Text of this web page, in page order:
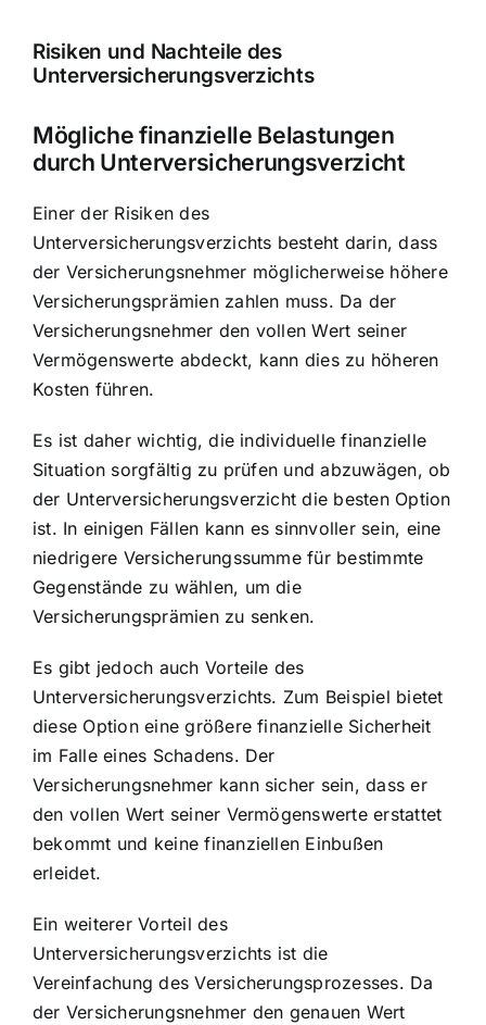
Risiken und Nachteile des
Unterversicherungsverzichts
Mögliche finanzielle Belastungen
durch Unterversicherungsverzicht
Einer der Risiken des
Unterversicherungsverzichts besteht darin, dass
der Versicherungsnehmer möglicherweise höhere
Versicherungsprämien zahlen muss. Da der
Versicherungsnehmer den vollen Wert seiner
Vermögenswerte abdeckt, kann dies zu höheren
Kosten führen.
Es ist daher wichtig, die individuelle finanzielle
Situation sorgfältig zu prüfen und abzuwägen, ob
der Unterversicherungsverzicht die besten Option
ist. In einigen Fällen kann es sinnvoller sein, eine
niedrigere Versicherungssumme für bestimmte
Gegenstände zu wählen, um die
Versicherungsprämien zu senken.
Es gibt jedoch auch Vorteile des
Unterversicherungsverzichts. Zum Beispiel bietet
diese Option eine größere finanzielle Sicherheit
im Falle eines Schadens. Der
Versicherungsnehmer kann sicher sein, dass er
den vollen Wert seiner Vermögenswerte erstattet
bekommt und keine finanziellen Einbußen
erleidet.
Ein weiterer Vorteil des
Unterversicherungsverzichts ist die
Vereinfachung des Versicherungsprozesses. Da
der Versicherungsnehmer den genauen Wert